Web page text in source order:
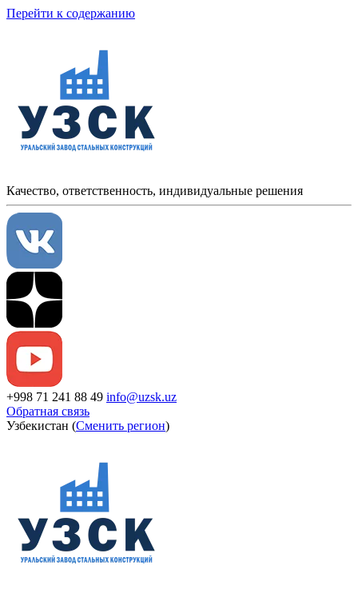
Перейти к содержанию
Качество, ответственность, индивидуальные решения
+998 71 241 88 49 info@uzsk.uz
Обратная связь
Узбекистан (Сменить регион)